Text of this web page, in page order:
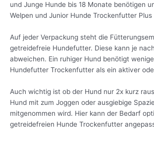
und Junge Hunde bis 18 Monate benötigen
Welpen und Junior Hunde Trockenfutter Plus
Auf jeder Verpackung steht die
getreidefreie Hundefutter. Diese kann je
abweichen. Ein ruhiger Hund benötigt
Hundefutter Trockenfutter als ein aktiver
Auch wichtig ist ob der Hund nur 2x kurz
Hund mit zum Joggen oder ausgiebige
mitgenommen wird. Hier kann der Bedarf
getreidefreien Hunde Trockenfutter